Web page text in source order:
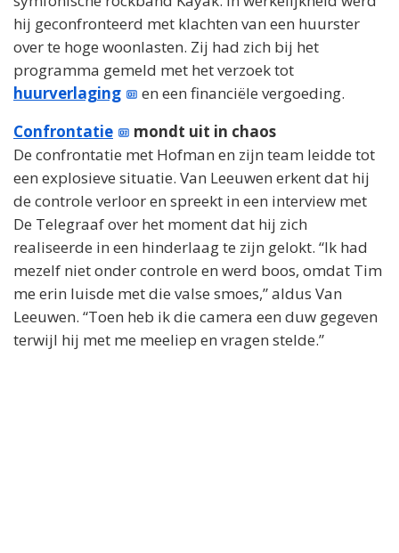
hij geconfronteerd met klachten van een huurster
over te hoge woonlasten. Zij had zich bij het
programma gemeld met het verzoek tot
huurverlaging
en een financiële vergoeding.
Confrontatie
mondt uit in chaos
De confrontatie met Hofman en zijn team leidde tot
een explosieve situatie. Van Leeuwen erkent dat hij
de controle verloor en spreekt in een interview met
De Telegraaf over het moment dat hij zich
realiseerde in een hinderlaag te zijn gelokt. “Ik had
mezelf niet onder controle en werd boos, omdat Tim
me erin luisde met die valse smoes,” aldus Van
Leeuwen. “Toen heb ik die camera een duw gegeven
terwijl hij met me meeliep en vragen stelde.”